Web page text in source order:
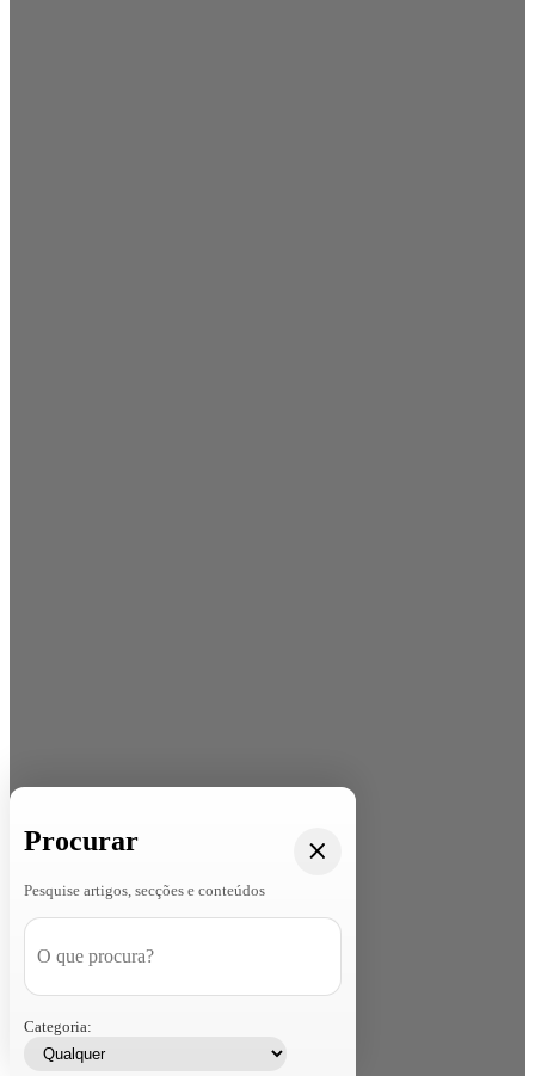
Procurar
Pesquise artigos, secções e conteúdos
Categoria: